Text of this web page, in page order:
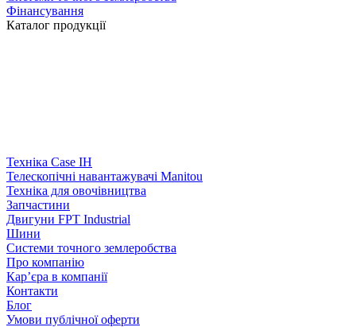
Фінансування
Каталог продукції
Техніка Case IH
Телескопічні навантажувачі Manitou
Техніка для овочівництва
Запчастини
Двигуни FPT Industrial
Шини
Системи точного землеробства
Про компанію
Кар’єра в компанії
Контакти
Блог
Умови публічної оферти